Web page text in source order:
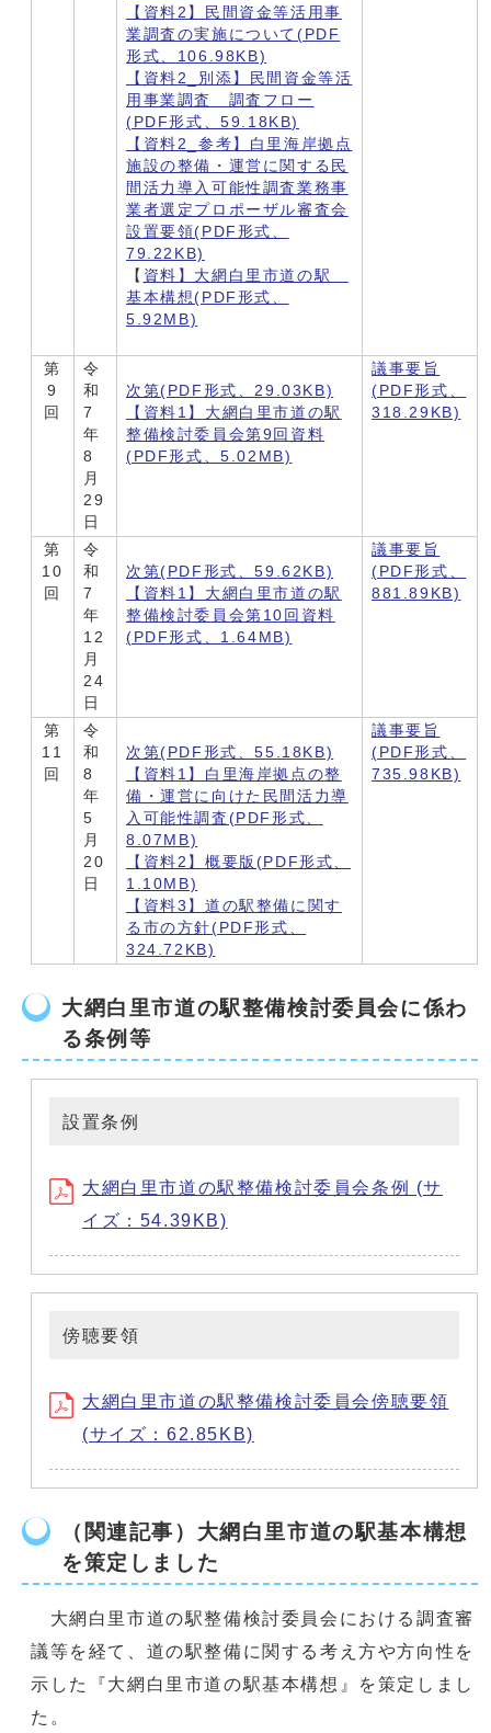
【資料2】民間資金等活用事
業調査の実施について(PDF
形式、106.98KB)
【資料2_別添】民間資金等活
用事業調査 調査フロー
(PDF形式、59.18KB)
【資料2_参考】白里海岸拠点
施設の整備・運営に関する民
間活力導入可能性調査業務事
業者選定プロポーザル審査会
設置要領(PDF形式、
79.22KB)
【 資料】大網白里市道の駅
基本構想(PDF形式、
5.92MB)
第
9
回
令
和
7
年
8
月
29
日
次第(PDF形式、29.03KB)
【資料1】大網白里市道の駅
整備検討委員会第9回資料
(PDF形式、5.02MB)
議事要旨
(PDF形式、
318.29KB)
第
10
回
令
和
7
年
12
月
24
日
次第(PDF形式、59.62KB)
【資料1】大網白里市道の駅
整備検討委員会第10回資料
(PDF形式、1.64MB)
議事要旨
(PDF形式、
881.89KB)
第
11
回
令
和
8
年
5
月
20
日
次第(PDF形式、55.18KB)
【資料1】白里海岸拠点の整
備・運営に向けた民間活力導
入可能性調査(PDF形式、
8.07MB)
【資料2】概要版(PDF形式、
1.10MB)
【資料3】道の駅整備に関す
る市の方針(PDF形式、
324.72KB)
議事要旨
(PDF形式、
735.98KB)
大網白里市道の駅整備検討委員会に係わ
る条例等
設置条例
大網白里市道の駅整備検討委員会条例 (サ
イズ：54.39KB)
傍聴要領
大網白里市道の駅整備検討委員会傍聴要領
(サイズ：62.85KB)
（関連記事）大網白里市道の駅基本構想
を策定しました
大網白里市道の駅整備検討委員会における調査審
議等を経て、道の駅整備に関する考え方や方向性を
示した『大網白里市道の駅基本構想』を策定しまし
た。